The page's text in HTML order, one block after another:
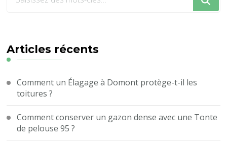
recherchiez
?
Articles récents
Comment un Élagage à Domont protège-t-il les
toitures ?
Comment conserver un gazon dense avec une Tonte
de pelouse 95 ?